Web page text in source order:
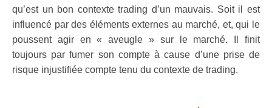
qu’est un bon contexte trading d’un mauvais. Soit il est
influencé par des éléments externes au marché, et, qui le
poussent agir en « aveugle » sur le marché. Il finit
toujours par fumer son compte à cause d’une prise de
risque injustifiée compte tenu du contexte de trading.